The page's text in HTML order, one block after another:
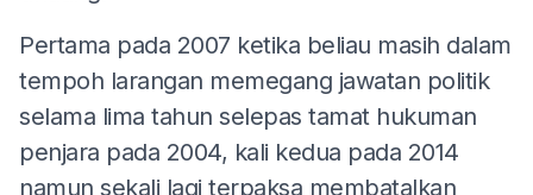
Pertama pada 2007 ketika beliau masih dalam
tempoh larangan memegang jawatan politik
selama lima tahun selepas tamat hukuman
penjara pada 2004, kali kedua pada 2014
namun sekali lagi terpaksa membatalkan